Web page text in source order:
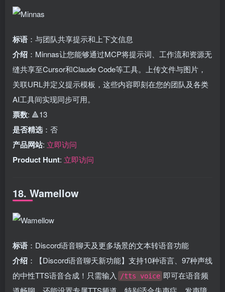
标语 ：与团队共享提示和上下文信息
介绍 ：Minnas让您能够通过MCP将提示词、工作流和资源无
缝共享至Cursor和Claude Code等工具。上传文件与图片，
关联URL并定义提示模板，这些内容即刻在您的团队及各类
AI工具间实现同步可用。
票数: 🔺13
是否精选 ：否
产品网站: 立即访问
Product Hunt: 立即访问
18. Wamellow
标语 ：Discord语音聊天及更多场景的文本转语音功能
介绍 ：【Discord语音聊天新功能】支持10种语言、97种声线
的中性TTS语音合成！只需输入
/tts voice 即可在语音频